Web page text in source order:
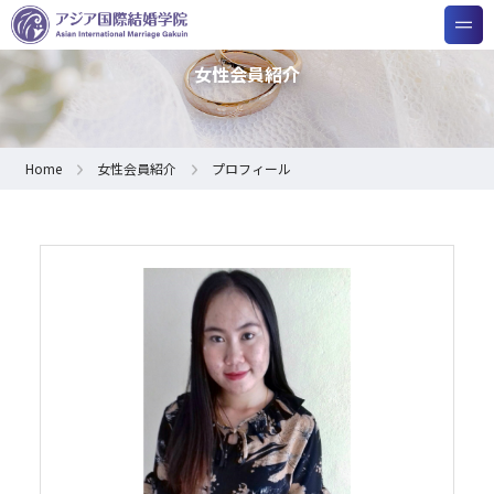
女性会員紹介
Home 女性会員紹介 プロフィール